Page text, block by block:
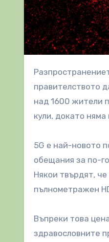
Разпространението на 5G в град Тотнес, Англия, беше спряно, след като кампаниите поискаха от
правителството
над 1600 жители
кули, докато
5G е най-новото
обещания за по-
Някои твърдят,
пълнометражен
Въпреки това
здравословните